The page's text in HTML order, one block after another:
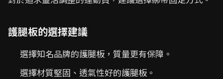
護腿板的選擇建議
選擇知名品牌的護腿板，質量更有保障。
選擇材質堅固、透氣性好的護腿板。